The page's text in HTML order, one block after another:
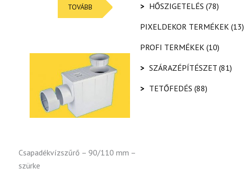
TOVÁBB
Csapadékvízszűrő – 90/110 mm –
szürke
> HŐSZIGETELÉS (78)
PIXELDEKOR TERMÉKEK (13)
PROFI TERMÉKEK (10)
> SZÁRAZÉPÍTÉSZET (81)
> TETŐFEDÉS (88)